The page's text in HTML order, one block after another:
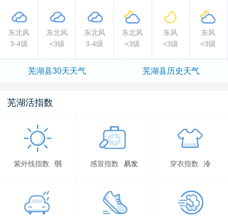
东北风 东北风 东北风 东北风 东风
东风
3-4级
<3级 3-4级 <3级 <3级 <3级
芜湖县30天天气 芜湖县历史天气
芜湖活指数
紫外线指数 弱 感冒指数 易发 穿衣指数 冷